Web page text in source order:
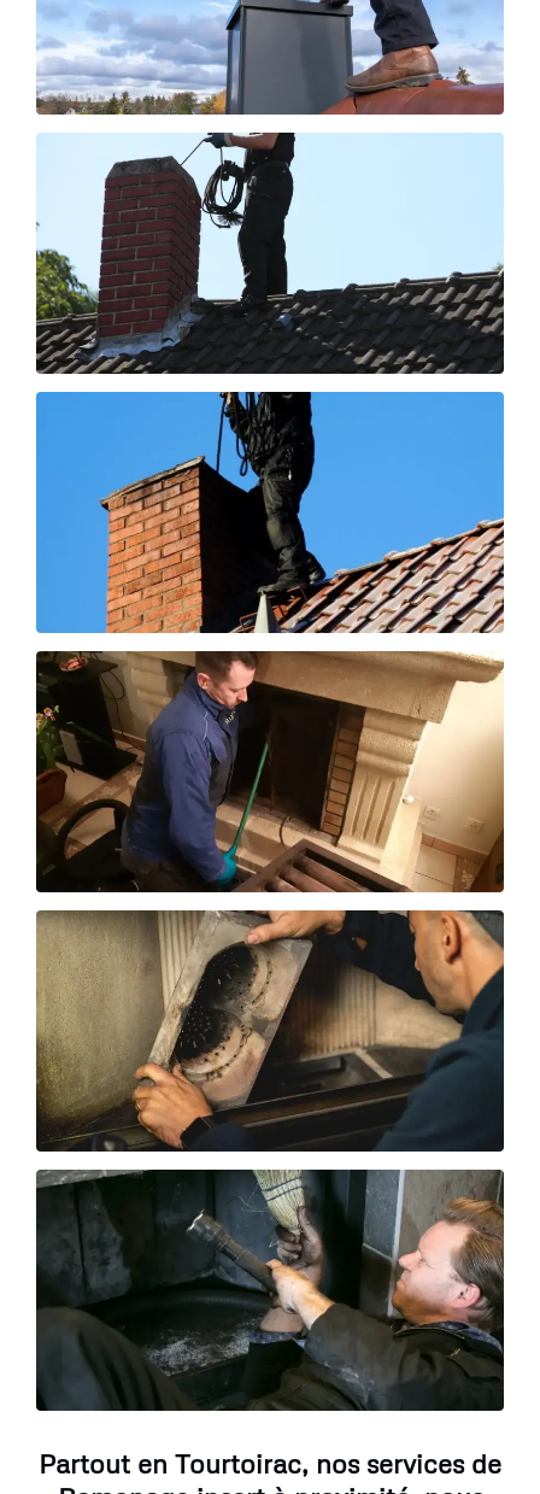
Partout en Tourtoirac, nos services de